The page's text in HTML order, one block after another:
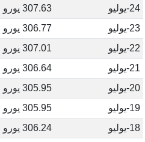
24-يوليو
307.63 يورو
23-يوليو
306.77 يورو
22-يوليو
307.01 يورو
21-يوليو
306.64 يورو
20-يوليو
305.95 يورو
19-يوليو
305.95 يورو
18-يوليو
306.24 يورو